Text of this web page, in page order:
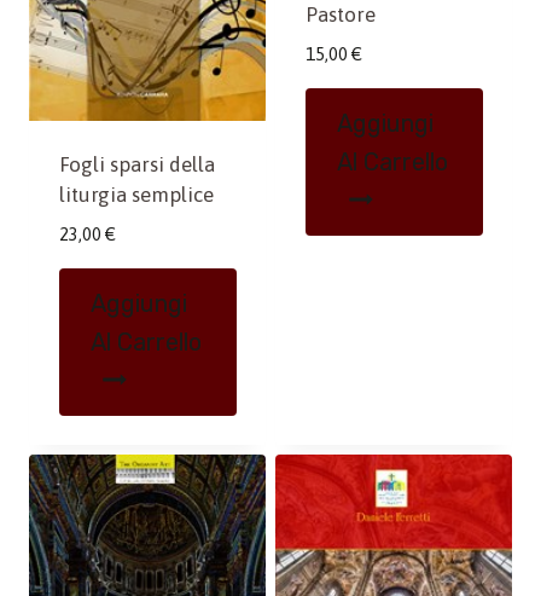
Fogli sparsi della
liturgia semplice
23,00 €
Aggiungi
Al Carrello
Pastore
15,00 €
Aggiungi
Al Carrello